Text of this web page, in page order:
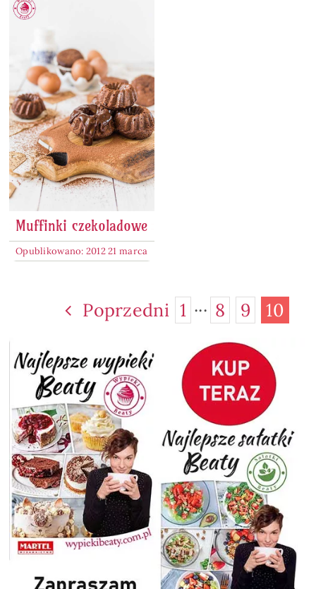
Muffinki czekoladowe
Opublikowano: 2012 21 marca
Poprzedni 1 ··· 8 9 10